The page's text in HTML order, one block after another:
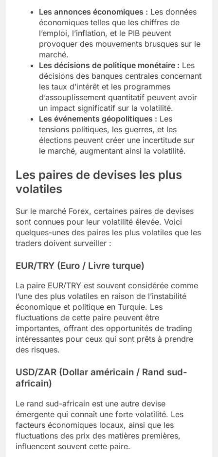
Les annonces économiques : Les données
économiques telles que les chiffres de
l’emploi, l’inflation, et le PIB peuvent
provoquer des mouvements brusques sur le
marché.
Les décisions de politique monétaire : Les
décisions des banques centrales concernant
les taux d’intérêt et les programmes
d’assouplissement quantitatif peuvent avoir
un impact significatif sur la volatilité.
Les événements géopolitiques : Les
tensions politiques, les guerres, et les
élections peuvent créer une incertitude sur
le marché, augmentant ainsi la volatilité.
Les paires de devises les plus
volatiles
Sur le marché Forex, certaines paires de devises
sont connues pour leur volatilité élevée. Voici
quelques-unes des paires les plus volatiles que les
traders doivent surveiller :
EUR/TRY (Euro / Livre turque)
La paire EUR/TRY est souvent considérée comme
l’une des plus volatiles en raison de l’instabilité
économique et politique en Turquie. Les
fluctuations de cette paire peuvent être
importantes, offrant des opportunités de trading
intéressantes pour ceux qui sont prêts à prendre
des risques.
USD/ZAR (Dollar américain / Rand sud-
africain)
Le rand sud-africain est une autre devise
émergente qui connaît une forte volatilité. Les
facteurs économiques locaux, ainsi que les
fluctuations des prix des matières premières,
influencent souvent cette paire.